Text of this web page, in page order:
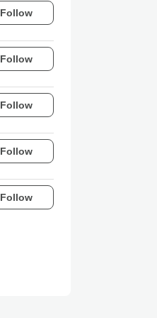
Follow
Follow
Follow
Follow
Follow